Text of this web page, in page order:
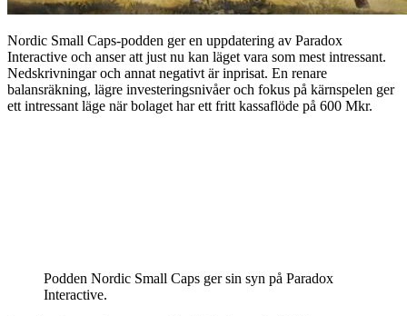
Nordic Small Caps-podden ger en uppdatering av Paradox
Interactive och anser att just nu kan läget vara som mest intressant.
Nedskrivningar och annat negativt är inprisat. En renare
balansräkning, lägre investeringsnivåer och fokus på kärnspelen ger
ett intressant läge när bolaget har ett fritt kassaflöde på 600 Mkr.
Podden Nordic Small Caps ger sin syn på Paradox
Interactive.